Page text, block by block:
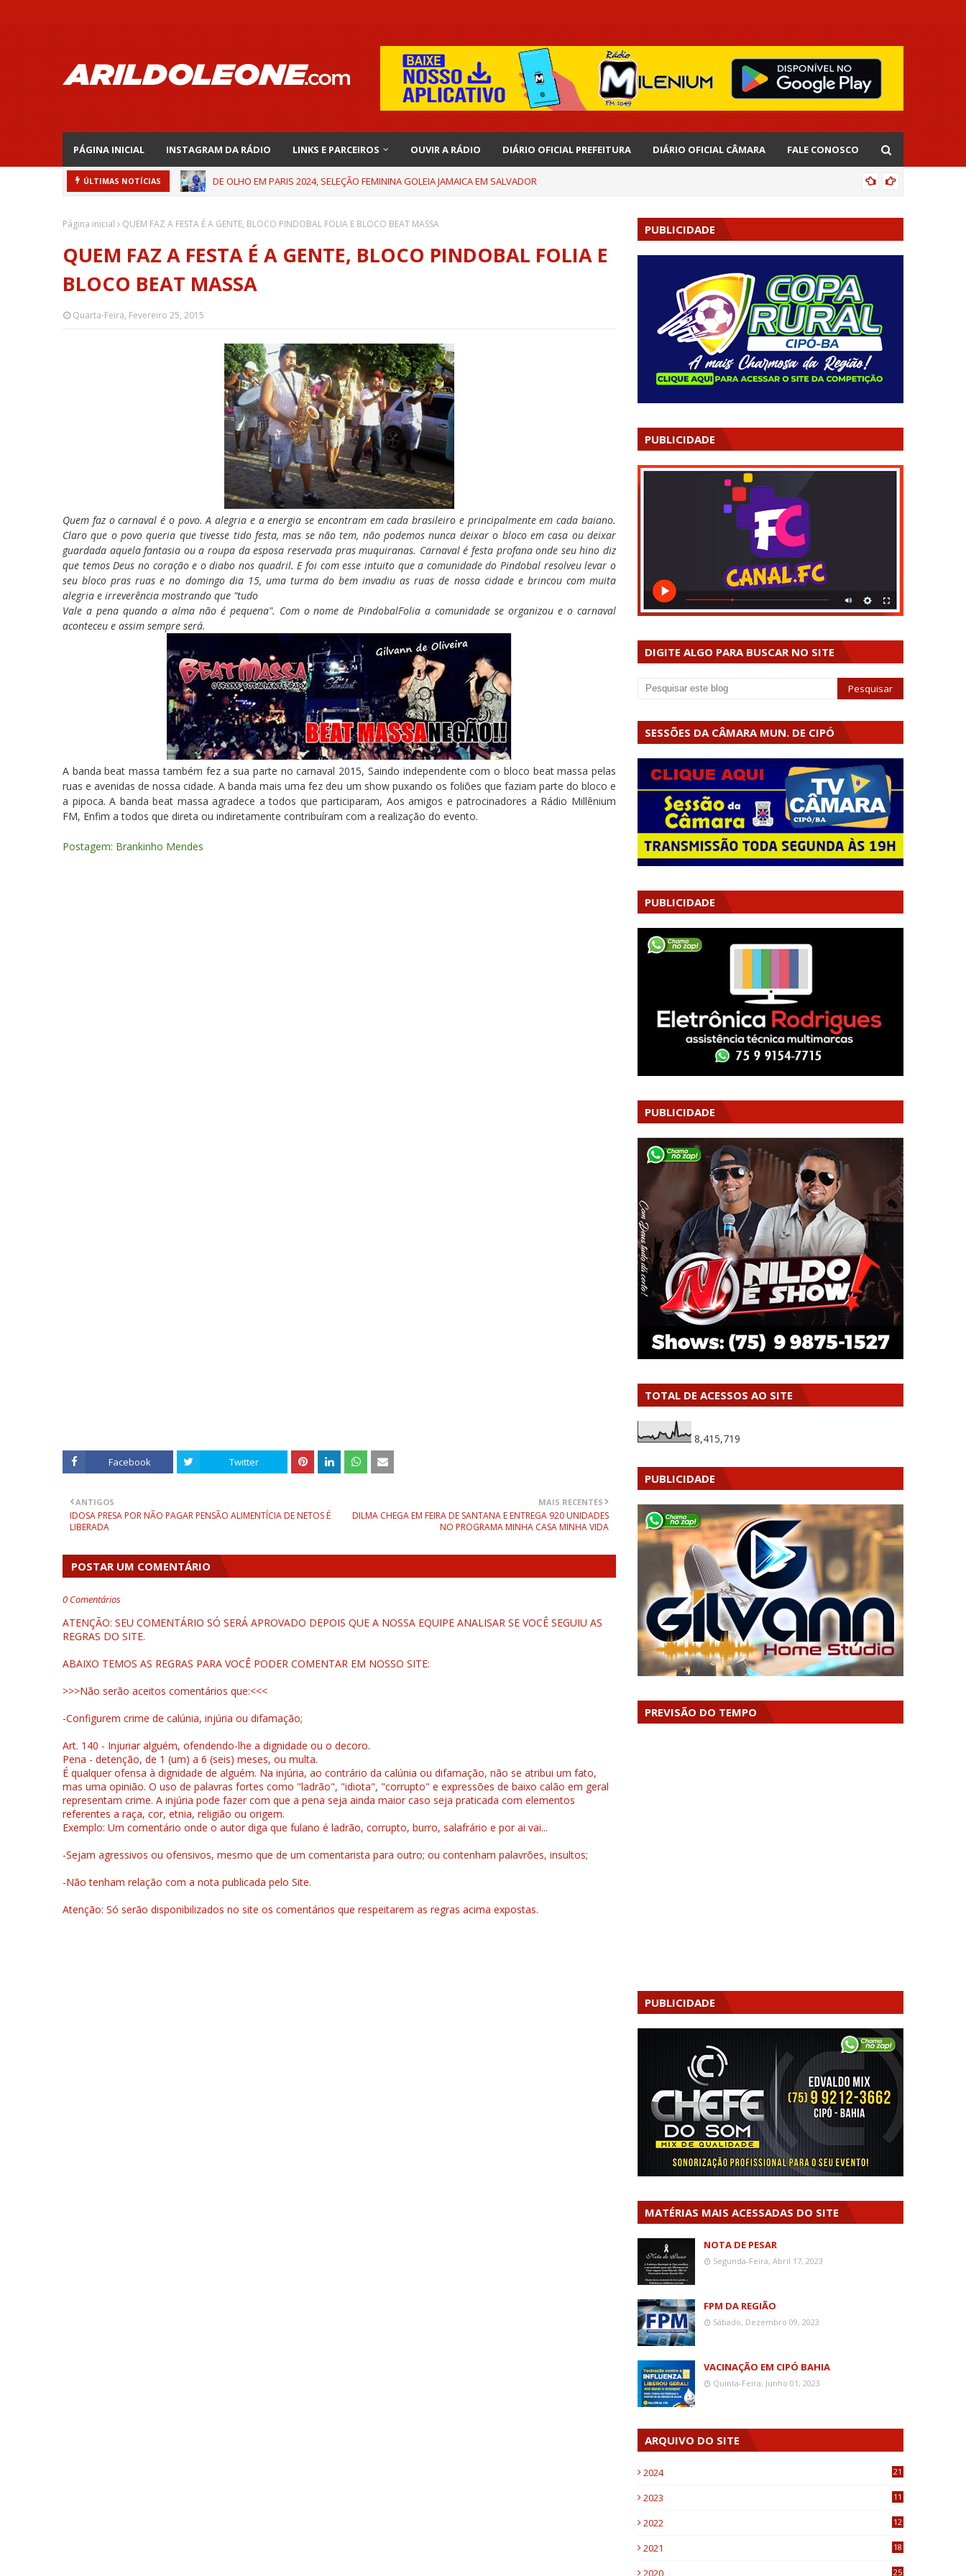
PÁGINA INICIAL INSTAGRAM DA RÁDIO LINKS E PARCEIROS OUVIR A RÁDIO DIÁRIO OFICIAL PREFEITURA DIÁRIO OFICIAL CÂMARA FALE CONOSCO
ÚLTIMAS NOTÍCIAS DE OLHO EM PARIS 2024, SELEÇÃO FEMININA GOLEIA JAMAICA EM SALVADOR
Página inicial QUEM FAZ A FESTA É A GENTE, BLOCO PINDOBAL FOLIA E BLOCO BEAT MASSA
QUEM FAZ A FESTA É A GENTE, BLOCO PINDOBAL FOLIA E
BLOCO BEAT MASSA
Quarta-Feira, Fevereiro 25, 2015
Quem faz o carnaval é o povo. A alegria e a energia se encontram em cada brasileiro e principalmente em cada baiano.
Claro que o povo queria que tivesse tido festa, mas se não tem, não podemos nunca deixar o bloco em casa ou deixar
guardada aquela fantasia ou a roupa da esposa reservada pras muquiranas. Carnaval é festa profana onde seu hino diz
que temos Deus no coração e o diabo nos quadril. E foi com esse intuito que a comunidade do Pindobal resolveu levar o
seu bloco pras ruas e no domingo dia 15, uma turma do bem invadiu as ruas de nossa cidade e brincou com muita
alegria e irreverência mostrando que "tudo
Vale a pena quando a alma não é pequena". Com o nome de PindobalFolia a comunidade se organizou e o carnaval
aconteceu e assim sempre será.
A banda beat massa também fez a sua parte no carnaval 2015, Saindo independente com o bloco beat massa pelas
ruas e avenidas de nossa cidade. A banda mais uma fez deu um show puxando os foliões que faziam parte do bloco e
a pipoca. A banda beat massa agradece a todos que participaram, Aos amigos e patrocinadores a Rádio Millênium
FM, Enfim a todos que direta ou indiretamente contribuíram com a realização do evento.
Postagem: Brankinho Mendes
Facebook Twitter
MAIS RECENTES
DILMA CHEGA EM FEIRA DE SANTANA E ENTREGA 920 UNIDADES
NO PROGRAMA MINHA CASA MINHA VIDA
ANTIGOS
IDOSA PRESA POR NÃO PAGAR PENSÃO ALIMENTÍCIA DE NETOS É
LIBERADA
POSTAR UM COMENTÁRIO
0 Comentários
ATENÇÃO: SEU COMENTÁRIO SÓ SERÁ APROVADO DEPOIS QUE A NOSSA EQUIPE ANALISAR SE VOCÊ SEGUIU AS
REGRAS DO SITE.
ABAIXO TEMOS AS REGRAS PARA VOCÊ PODER COMENTAR EM NOSSO SITE:
>>>Não serão aceitos comentários que:<<<
-Configurem crime de calúnia, injúria ou difamação;
Art. 140 - Injuriar alguém, ofendendo-lhe a dignidade ou o decoro.
Pena - detenção, de 1 (um) a 6 (seis) meses, ou multa.
É qualquer ofensa à dignidade de alguém. Na injúria, ao contrário da calúnia ou difamação, não se atribui um fato,
mas uma opinião. O uso de palavras fortes como "ladrão", "idiota", "corrupto" e expressões de baixo calão em geral
representam crime. A injúria pode fazer com que a pena seja ainda maior caso seja praticada com elementos
referentes a raça, cor, etnia, religião ou origem.
Exemplo: Um comentário onde o autor diga que fulano é ladrão, corrupto, burro, salafrário e por ai vai...
-Sejam agressivos ou ofensivos, mesmo que de um comentarista para outro; ou contenham palavrões, insultos;
-Não tenham relação com a nota publicada pelo Site.
Atenção: Só serão disponibilizados no site os comentários que respeitarem as regras acima expostas.
PUBLICIDADE
PUBLICIDADE
DIGITE ALGO PARA BUSCAR NO SITE
SESSÕES DA CÂMARA MUN. DE CIPÓ
PUBLICIDADE
PUBLICIDADE
TOTAL DE ACESSOS AO SITE
8,415,719
PUBLICIDADE
PREVISÃO DO TEMPO
PUBLICIDADE
MATÉRIAS MAIS ACESSADAS DO SITE
NOTA DE PESAR
Segunda-Feira, Abril 17, 2023
FPM DA REGIÃO
Sábado, Dezembro 09, 2023
VACINAÇÃO EM CIPÓ BAHIA
Quinta-Feira, Junho 01, 2023
ARQUIVO DO SITE
2024 21
2023
11
2022
12
2021
18
2020 25